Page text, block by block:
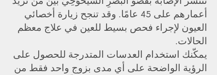
أعمارهم على 45 عامًا. وقد تنجح زيارة أخصائي
العيون لإجراء فحص بسيط للعين في علاج معظم
الحالات.
يمكّنك استخدام العدسات المتدرجة للحصول على
الرؤية الواضحة على أي مدى بزوج واحد فقط من